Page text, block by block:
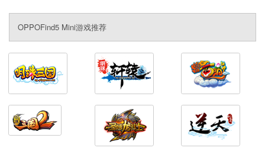
OPPOFind5 Mini游戏推荐